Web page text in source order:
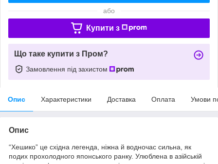
або
Купити з
Що таке купити з Пром?
Замовлення під захистом
Опис Характеристики Доставка Оплата Умови
Опис
“Хешико” це східна легенда, ніжна й водночас сильна, як
подих прохолодного японського ранку. Улюблена в азійській